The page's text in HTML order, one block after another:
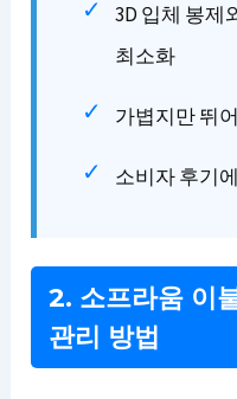
3D 입체 봉제
최소화
가볍지만 뛰
소비자 후기
2. 소프라움 이
관리 방법